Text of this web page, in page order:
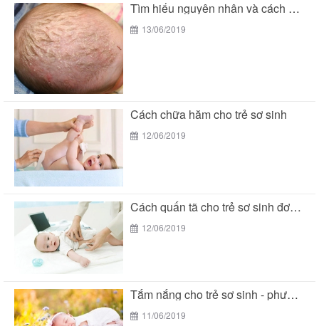
Tìm hiểu nguyên nhân và cách chữa cứt trâu...
13/06/2019
Cách chữa hăm cho trẻ sơ sinh
12/06/2019
Cách quấn tã cho trẻ sơ sinh đơn giản...
12/06/2019
Tắm nắng cho trẻ sơ sinh - phương pháp...
11/06/2019